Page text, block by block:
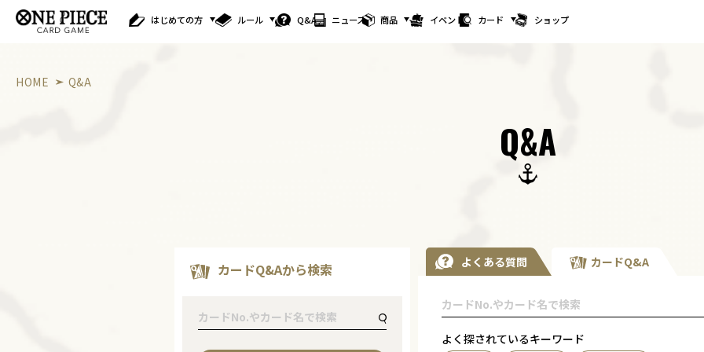
はじめての方 ルール Q&A ニュース 商品 イベント カード ショップ
HOME Q&A
Q&A
カードQ&Aから検索 よくある質問 カードQ&A
よく探されているキーワード